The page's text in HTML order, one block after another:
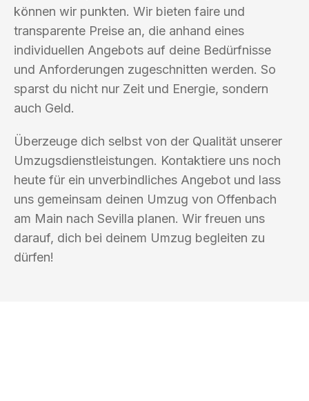
können wir punkten. Wir bieten faire und
transparente Preise an, die anhand eines
individuellen Angebots auf deine Bedürfnisse
und Anforderungen zugeschnitten werden. So
sparst du nicht nur Zeit und Energie, sondern
auch Geld.
Überzeuge dich selbst von der Qualität unserer
Umzugsdienstleistungen. Kontaktiere uns noch
heute für ein unverbindliches Angebot und lass
uns gemeinsam deinen Umzug von Offenbach
am Main nach Sevilla planen. Wir freuen uns
darauf, dich bei deinem Umzug begleiten zu
dürfen!